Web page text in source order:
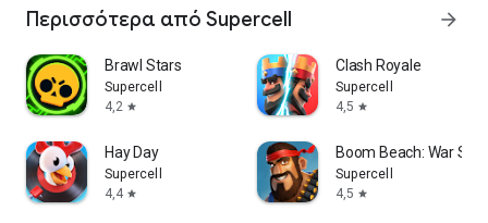
Περισσότερα από Supercell arrow_forward
Brawl Stars
Supercell
4,2 star
Clash Royale
Supercell
4,5 star
Hay Day
Supercell
4,4 star
Boom Beach: War
Supercell
4,5 star